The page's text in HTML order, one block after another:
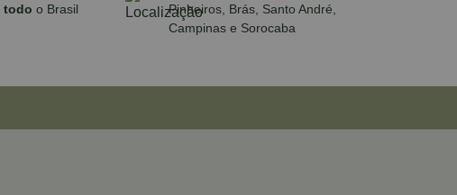
todo o Brasil
Pinheiros, Brás, Santo André,
Campinas e Sorocaba